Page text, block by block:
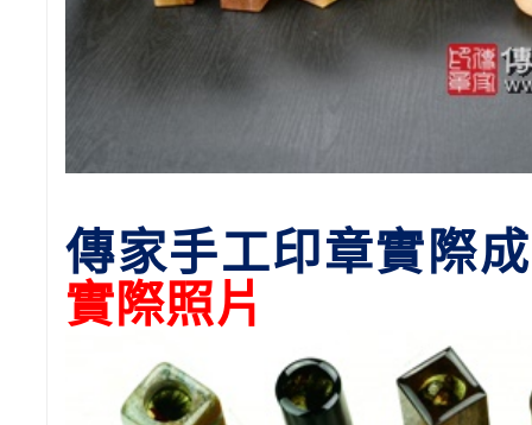
傳家手工印章實際
實際照片